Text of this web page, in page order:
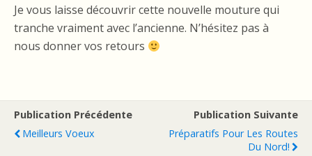
Je vous laisse découvrir cette nouvelle mouture qui
tranche vraiment avec l’ancienne. N’hésitez pas à
nous donner vos retours
Publication Précédente
Meilleurs Voeux
Publication Suivante
Préparatifs Pour Les Routes
Du Nord!